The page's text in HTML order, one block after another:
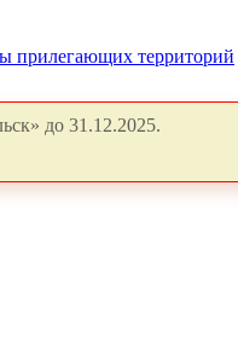
прилегающих территорий
до 31.12.2025.